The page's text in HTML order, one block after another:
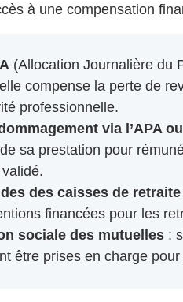
à une compensation
(Allocation Journalière du
compense la perte de
professionnelle.
via l’APA
sa prestation pour
validé.
des caisses de retraite
financées pour les
sociale des mutuelles :
être prises en charge